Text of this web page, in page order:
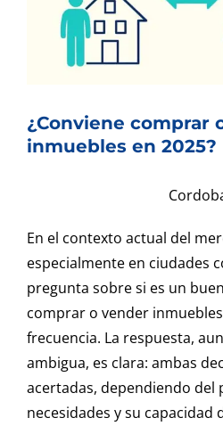
¿Conviene comprar
inmuebles en 2025?
En el contexto actual del
especialmente en ciudades
pregunta sobre si es un
comprar o vender
frecuencia. La respuesta,
ambigua, es clara: ambas
acertadas, dependiendo del
necesidades y su capacidad